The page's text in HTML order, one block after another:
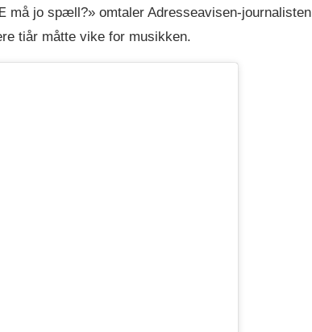
må jo spæll?» omtaler Adresseavisen-journalisten
tiår måtte vike for musikken.